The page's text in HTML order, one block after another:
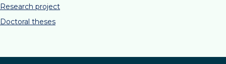
Research project
Doctoral theses